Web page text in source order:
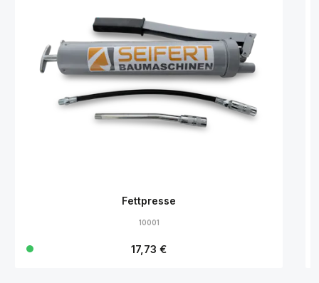
Fettpresse
10001
Regulärer Preis:
17,73 €